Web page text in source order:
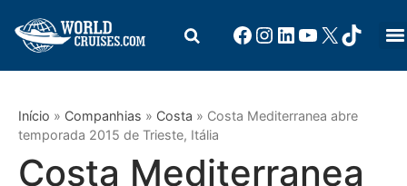
Início » Companhias » Costa » Costa Mediterranea abre
temporada 2015 de Trieste, Itália
Costa Mediterranea